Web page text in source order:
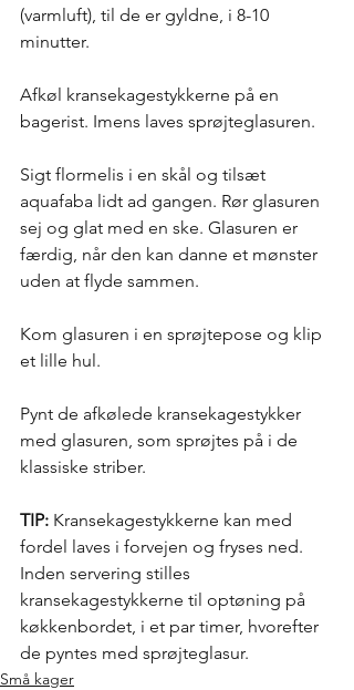
(varmluft), til de er gyldne, i 8-10
minutter.
Afkøl kransekagestykkerne på en
bagerist. Imens laves sprøjteglasuren.
Sigt flormelis i en skål og tilsæt
aquafaba lidt ad gangen. Rør glasuren
sej og glat med en ske. Glasuren er
færdig, når den kan danne et mønster
uden at flyde sammen.
Kom glasuren i en sprøjtepose og klip
et lille hul.
Pynt de afkølede kransekagestykker
med glasuren, som sprøjtes på i de
klassiske striber.
TIP: Kransekagestykkerne kan med
fordel laves i forvejen og fryses ned.
Inden servering stilles
kransekagestykkerne til optøning på
køkkenbordet, i et par timer, hvorefter
de pyntes med sprøjteglasur.
Små kager